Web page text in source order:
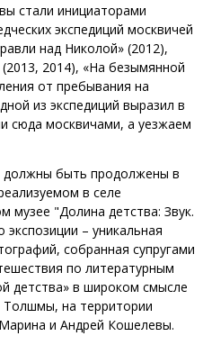
стали инициаторами
экспедиций москвичей
над Николой» (2012),
2014), «На безымянной
от пребывания на
из экспедиций выразил в
сюда москвичами, а уезжаем
должны быть продолжены в
в селе
музее "Долина детства: Звук.
– уникальная
собранная супругами
по литературным
детства» в широком смысле
Толшмы, на территории
и Андрей Кошелевы.